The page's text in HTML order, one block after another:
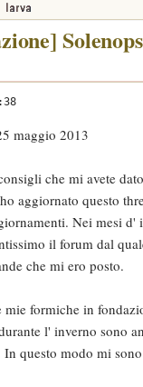
maggio 2013
che mi avete
aggiornato questo
Nei mesi d'
il forum dal
che mi ero posto.
formiche in
l' inverno sono
In questo modo mi